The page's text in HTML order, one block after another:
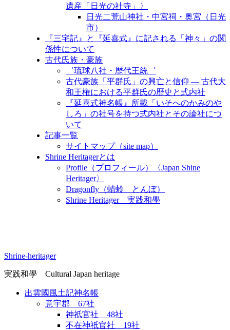
遺産「日光の社寺」〉
日光二荒山神社・中宮祠・奥宮（日光
市）
『三宅記』と『延喜式』に記される「神々」の関
係性について
古代氏族・豪族
゛琉球八社・歴代王統゛
古代豪族「平群氏」の興亡と信仰 ― 古代大
和王権における平群氏の歴史と式内社
『延喜式神名帳』所載「いそへのかみのや
しろ」の社号を持つ式内社とその論社につ
いて
記事一覧
サイトマップ（site map）
Shrine Heritagerとは
Profile（プロフィール）〈Japan Shine
Heritager​〉
Dragonfly（蜻蛉 とんぼ）
Shrine Heritager 実践和學
Shrine-heritager
実践和學 Cultural Japan heritage
出雲國風土記神名帳
意宇郡 67社
神祇官社 48社
不在神祇官社 19社